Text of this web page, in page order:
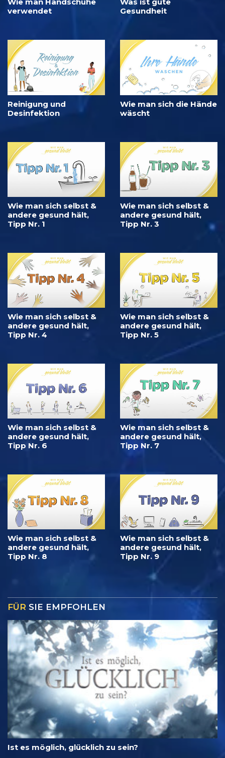
Wie man Handschuhe
verwendet
Was ist gute
Gesundheit
Reinigung und
Desinfektion
Wie man sich die Hände
wäscht
Wie man sich selbst &
andere gesund hält,
Tipp Nr. 1
Wie man sich selbst &
andere gesund hält,
Tipp Nr. 3
Wie man sich selbst &
andere gesund hält,
Tipp Nr. 4
Wie man sich selbst &
andere gesund hält,
Tipp Nr. 5
Wie man sich selbst &
andere gesund hält,
Tipp Nr. 6
Wie man sich selbst &
andere gesund hält,
Tipp Nr. 7
Wie man sich selbst &
andere gesund hält,
Tipp Nr. 8
Wie man sich selbst &
andere gesund hält,
Tipp Nr. 9
FÜR SIE EMPFOHLEN
Ist es möglich, glücklich zu sein?